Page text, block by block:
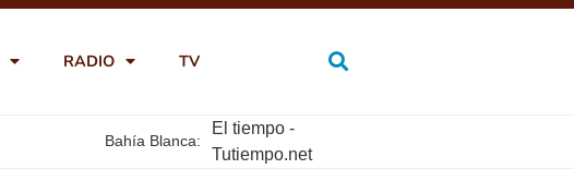
RADIO TV
Bahía Blanca:
El tiempo -
Tutiempo.net